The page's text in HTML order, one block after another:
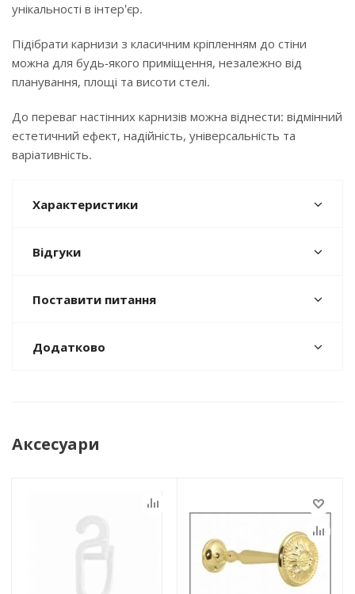
унікальності в інтер'єр.
Підібрати карнизи з класичним кріпленням до стіни
можна для будь-якого приміщення, незалежно від
планування, площі та висоти стелі.
До переваг настінних карнизів можна віднести: відмінний
естетичний ефект, надійність, універсальність та
варіативність.
Характеристики
Відгуки
Поставити питання
Додатково
Аксесуари